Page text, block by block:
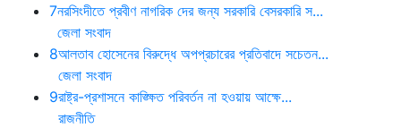
7নরসিংদীতে প্রবীণ নাগরিক দের জন্য সরকারি বেসরকারি স...
জেলা সংবাদ
8আলতাব হোসেনের বিরুদ্ধে অপপ্রচারের প্রতিবাদে সচেতন...
জেলা সংবাদ
9রাষ্ট্র-প্রশাসনে কাঙ্ক্ষিত পরিবর্তন না হওয়ায় আক্ষে...
রাজনীতি